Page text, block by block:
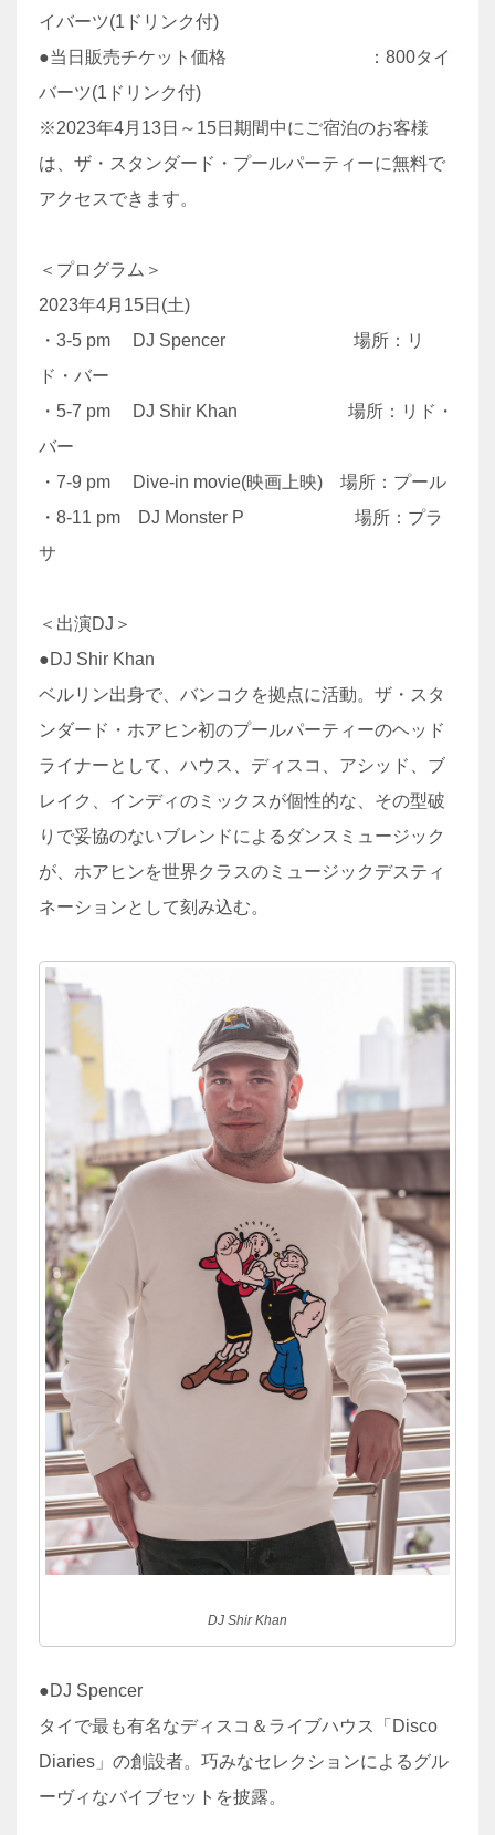
イバーツ(1ドリンク付)
●当日販売チケット価格 ：800タイ
バーツ(1ドリンク付)
※2023年4月13日～15日期間中にご宿泊のお客様
は、ザ・スタンダード・プールパーティーに無料で
アクセスできます。
＜プログラム＞
2023年4月15日(土)
・3-5 pm DJ Spencer 場所：リ
ド・バー
・5-7 pm DJ Shir Khan 場所：リド・
バー
・7-9 pm Dive-in movie(映画上映) 場所：プール
・8-11 pm DJ Monster P 場所：プラ
サ
＜出演DJ＞
●DJ Shir Khan
ベルリン出身で、バンコクを拠点に活動。ザ・スタ
ンダード・ホアヒン初のプールパーティーのヘッド
ライナーとして、ハウス、ディスコ、アシッド、ブ
レイク、インディのミックスが個性的な、その型破
りで妥協のないブレンドによるダンスミュージック
が、ホアヒンを世界クラスのミュージックデスティ
ネーションとして刻み込む。
DJ Shir Khan
●DJ Spencer
タイで最も有名なディスコ＆ライブハウス「Disco
Diaries」の創設者。巧みなセレクションによるグル
ーヴィなバイブセットを披露。